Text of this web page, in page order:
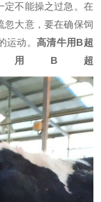
定不能操之过急。在
忽大意，要在确保饲
运动。高清牛用B超
B超